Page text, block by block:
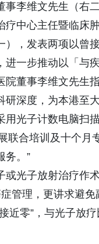
事李维文先生（右
中心主任暨临床
），发表两项以曾
一步推动以「与
院董事李维文先生
研深度，为本港至
光子计数电脑扫
联合培训及十个
务。”
或光子放射治疗作
管理，更讲求避
近零”，与光子放